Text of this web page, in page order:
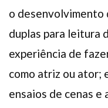
o desenvolvimento
duplas para leitura
experiência de
como atriz ou ator;
ensaios de cenas e